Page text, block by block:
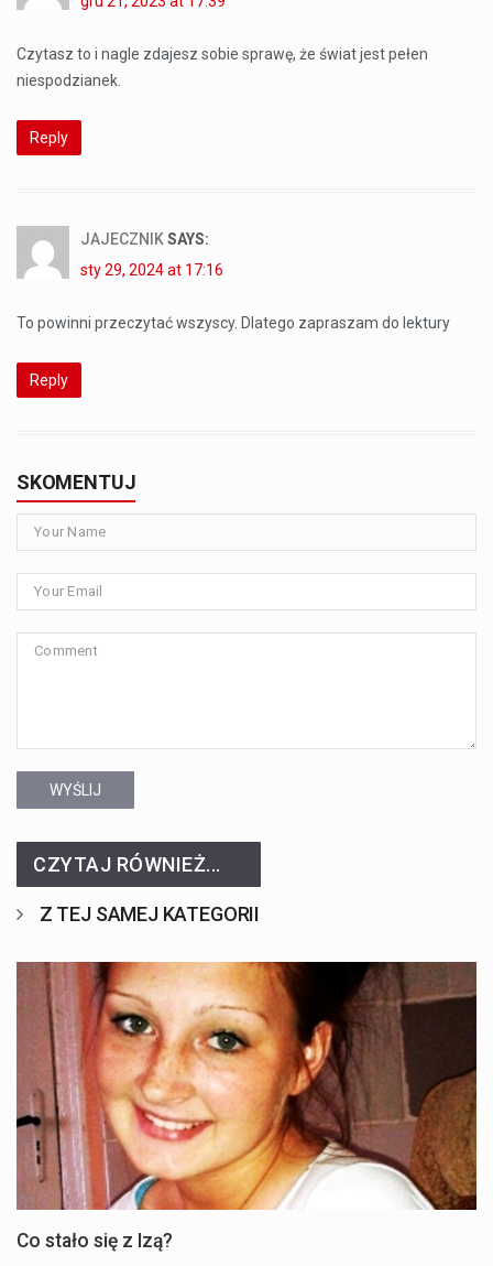
Czytasz to i nagle zdajesz sobie sprawę, że świat jest pełen
niespodzianek.
Reply
JAJECZNIKSAYS:
sty 29, 2024 at 17:16
To powinni przeczytać wszyscy. Dlatego zapraszam do lektury
Reply
SKOMENTUJ
WYŚLIJ
CZYTAJ RÓWNIEŻ...
Z TEJ SAMEJ KATEGORII
Co stało się z Izą?